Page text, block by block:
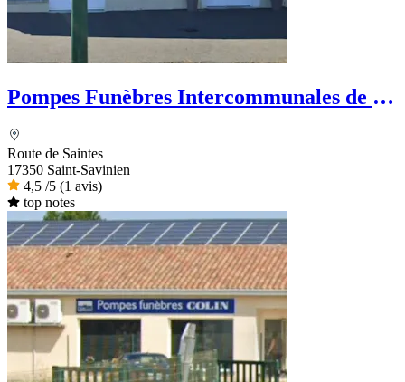
Pompes Funèbres Intercommunales de la
Route de Saintes
17350 Saint-Savinien
4,5 /5 (1 avis)
top notes